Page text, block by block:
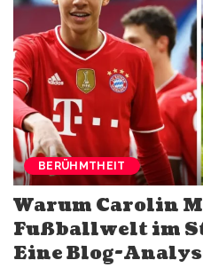
BERÜHMTHEIT
Warum Carolin
Fußballwelt im
Eine Blog-